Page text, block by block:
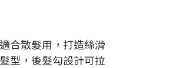
合散髮用，打造絲滑
型，後髮勾設計可拉